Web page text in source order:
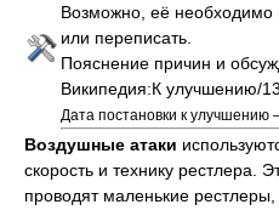
Возможно, её необходимо
или переписать.
Пояснение причин и
Википедия:К улучшению/
Дата постановки к улучшению
Воздушные атаки
скорость и технику рестлера.
проводят маленькие